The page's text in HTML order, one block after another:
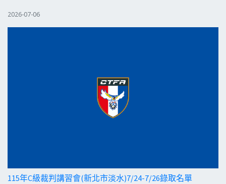
2026-07-06
115年C級裁判講習會(新北市淡水)7/24-7/26錄取名單